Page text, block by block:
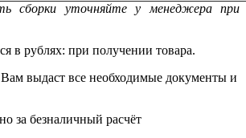
сборки уточняйте у менеджера при
в рублях: при получении товара.
выдаст все необходимые документы и
за безналичный расчёт